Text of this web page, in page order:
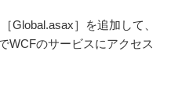
Global.asax］を追加して、
WCFのサービスにアクセス